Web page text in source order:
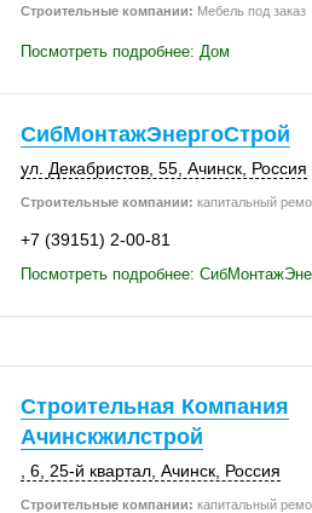
Строительные компании: Мебель под заказ
Посмотреть подробнее: Дом
СибМонтажЭнергоСтрой
ул. Декабристов, 55, Ачинск, Россия
Строительные компании: капитальный
+7 (39151) 2-00-81
Посмотреть подробнее:
Строительная Компания
Ачинскжилстрой
, 6, 25-й квартал, Ачинск, Россия
Строительные компании: капитальный